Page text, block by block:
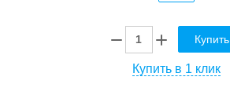
Купить
Купить в 1 клик